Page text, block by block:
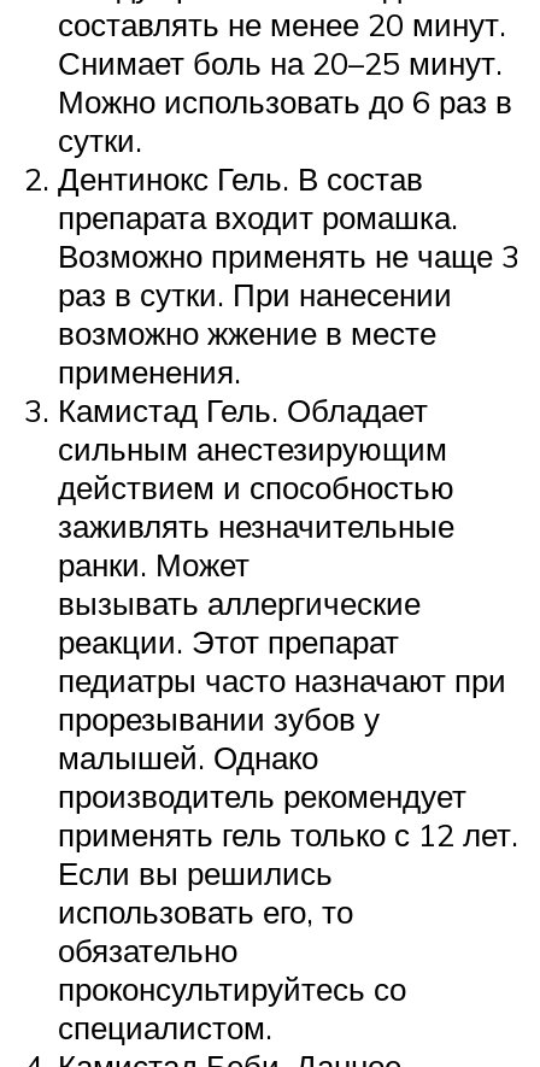
составлять не менее 20 минут.
Снимает боль на 20–25 минут.
Можно использовать до 6 раз в
сутки.
Дентинокс Гель. В состав
препарата входит ромашка.
Возможно применять не чаще 3
раз в сутки. При нанесении
возможно жжение в месте
применения.
Камистад Гель. Обладает
сильным анестезирующим
действием и способностью
заживлять незначительные
ранки. Может
вызывать аллергические
реакции. Этот препарат
педиатры часто назначают при
прорезывании зубов у
малышей. Однако
производитель рекомендует
применять гель только с 12 лет.
Если вы решились
использовать его, то
обязательно
проконсультируйтесь со
специалистом.